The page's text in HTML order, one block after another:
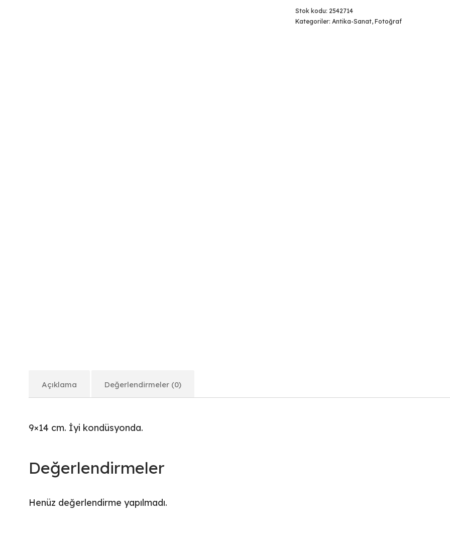
Stok kodu: 2542714
Kategoriler: Antika-Sanat, Fotoğraf
Açıklama Değerlendirmeler (0)
9×14 cm. İyi kondüsyonda.
Değerlendirmeler
Henüz değerlendirme yapılmadı.